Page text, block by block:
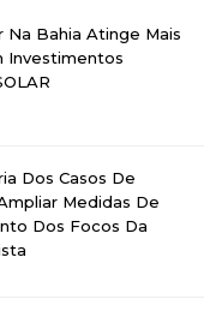
Na Bahia Atinge Mais
Investimentos
Dos Casos De
Medidas De
Dos Focos Da